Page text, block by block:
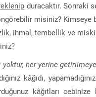
duracaktır. Sonraki
misiniz?
ihmal, tembellik ve
her yerine
kâğıdı,
kâğıtları